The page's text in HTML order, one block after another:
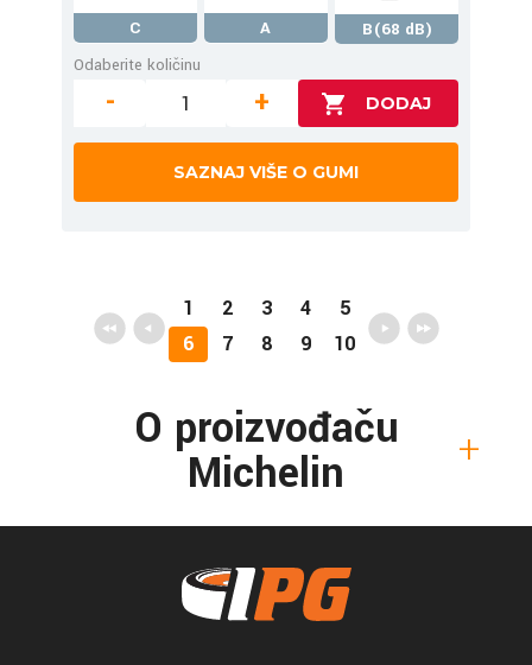
C A
B(68 dB)
Odaberite količinu
- +
SAZNAJ VIŠE O GUMI
1 2 3 4
5
6
7 8 9 10
O proizvođaču
Michelin